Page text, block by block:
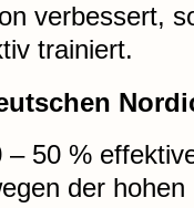
verbessert,
trainiert.
– 50 %
der